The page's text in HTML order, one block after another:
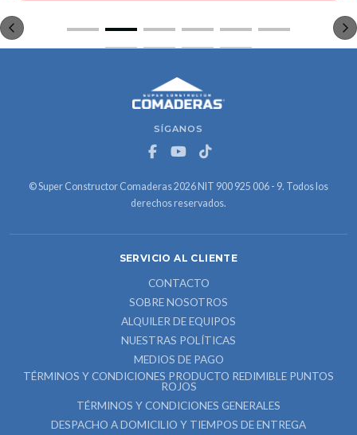
SÍGANOS
© Super Constructor Comaderas 2026 NIT 900 925 006 - 9. Todos los
derechos reservados.
SERVICIO AL CLIENTE
CONTACTO
SOBRE NOSOTROS
ALQUILER DE EQUIPOS
NUESTRAS POLÍTICAS
MEDIOS DE PAGO
TÉRMINOS Y CONDICIONES PRODUCTO REDIMIBLE PUNTOS
ROJOS
TÉRMINOS Y CONDICIONES GENERALES
DESPACHO A DOMICILIO Y TIEMPOS DE ENTREGA